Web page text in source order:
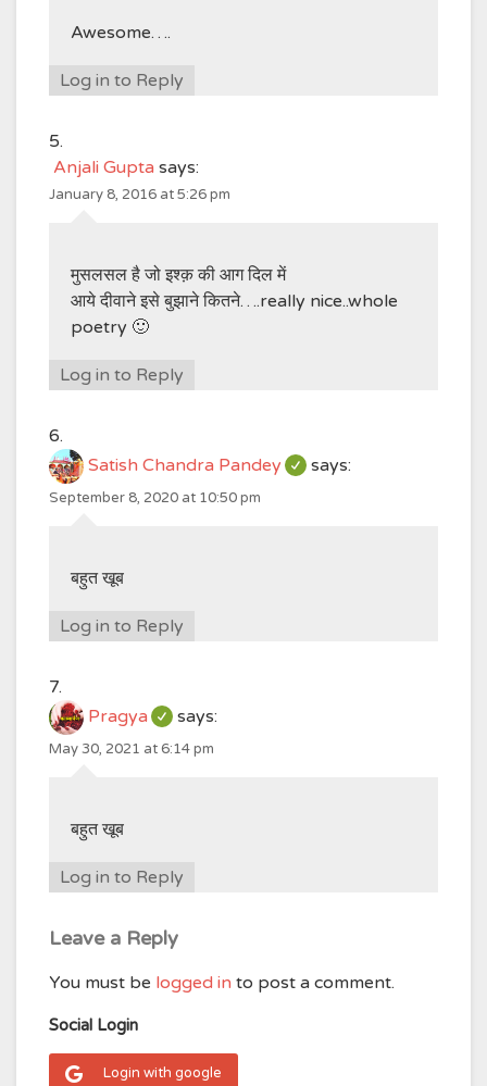
Awesome….
Log in to Reply
Anjali Gupta says:
January 8, 2016 at 5:26 pm
मुसलसल है जो इश्क़ की आग दिल में
आये दीवाने इसे बुझाने कितने….really nice..whole
poetry 🙂
Log in to Reply
Satish Chandra Pandey says:
September 8, 2020 at 10:50 pm
बहुत खूब
Log in to Reply
Pragya says:
May 30, 2021 at 6:14 pm
बहुत खूब
Log in to Reply
Leave a Reply
You must be logged in to post a comment.
Social Login
Login with google